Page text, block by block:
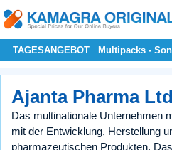
TAGESANGEBOT Multipacks -
Ajanta Pharma
Das multinationale Unternehmen
mit der Entwicklung, Herstellung
pharmazeutischen Produkten.